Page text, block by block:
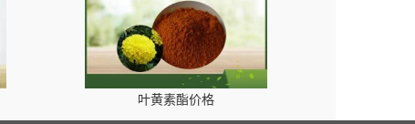
叶黄素酯价格